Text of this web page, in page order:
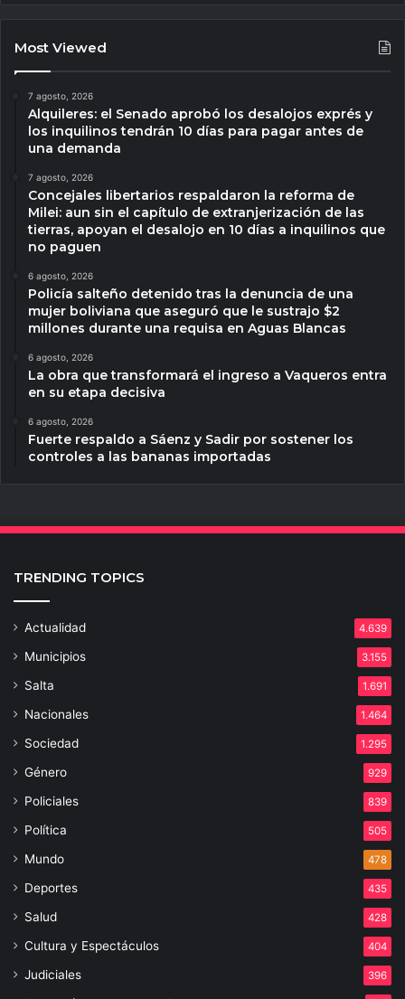
Most Viewed
7 agosto, 2026
Alquileres: el Senado aprobó los desalojos exprés y
los inquilinos tendrán 10 días para pagar antes de
una demanda
7 agosto, 2026
Concejales libertarios respaldaron la reforma de
Milei: aun sin el capítulo de extranjerización de las
tierras, apoyan el desalojo en 10 días a inquilinos que
no paguen
6 agosto, 2026
Policía salteño detenido tras la denuncia de una
mujer boliviana que aseguró que le sustrajo $2
millones durante una requisa en Aguas Blancas
6 agosto, 2026
La obra que transformará el ingreso a Vaqueros entra
en su etapa decisiva
6 agosto, 2026
Fuerte respaldo a Sáenz y Sadir por sostener los
controles a las bananas importadas
TRENDING TOPICS
Actualidad 4.639
Municipios 3.155
Salta 1.691
Nacionales 1.464
Sociedad 1.295
Género 929
Policiales 839
Política 505
Mundo 478
Deportes 435
Salud 428
Cultura y Espectáculos 404
Judiciales 396